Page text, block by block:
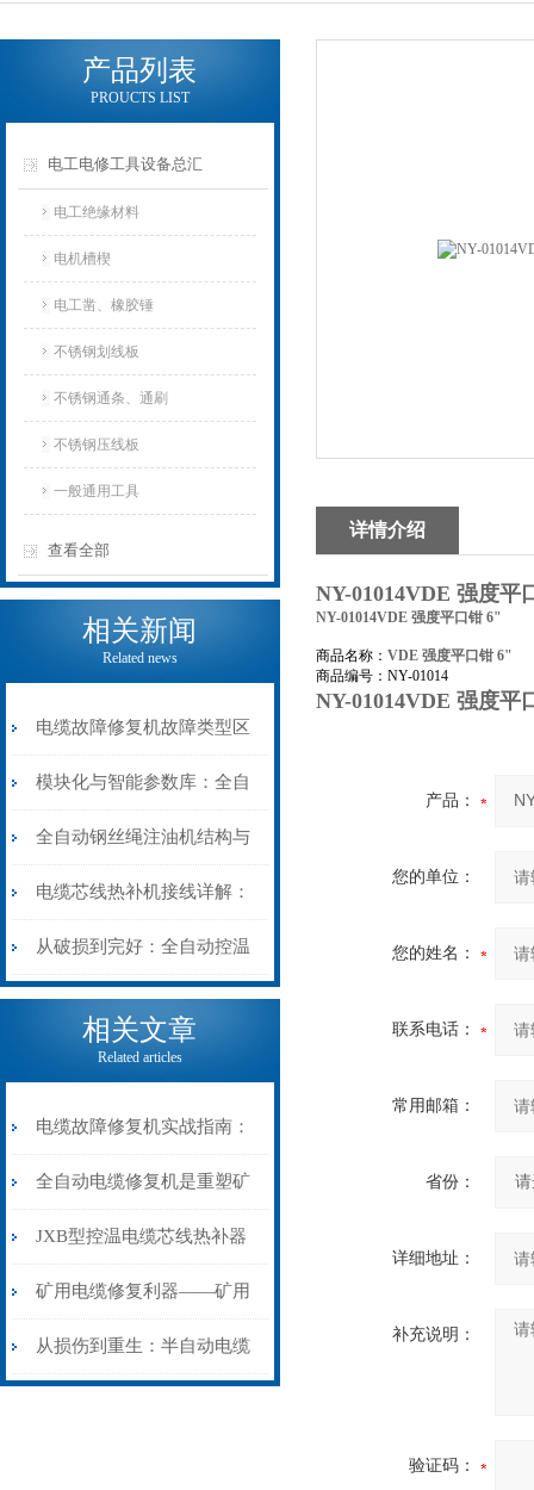
产品列表
PROUCTS LIST
电工电修工具设备总汇
电工绝缘材料
电机槽楔
电工凿、橡胶锤
不锈钢划线板
不锈钢通条、通刷
不锈钢压线板
一般通用工具
查看全部
相关新闻
Related news
电缆故障修复机故障类型区
分指南：从“绝缘电
阻”到“波形特征”的精准诊
断逻辑
模块化与智能参数库：全自
动电缆修复机的快速换型逻
辑
全自动钢丝绳注油机结构与
工作原理：揭秘高效润滑的
机械密码
电缆芯线热补机接线详解：
从入门到精通
从破损到完好：全自动控温
电缆热补机的核心价值
相关文章
Related articles
电缆故障修复机实战指南：
从“盲测”到“精确定点”的三
步作业法
全自动电缆修复机是重塑矿
山电力动脉的“智能外科医
生”
JXB型控温电缆芯线热补器
安装与接线：精准修复的工
艺基石
矿用电缆修复利器——矿用
电缆热补机智能控温，安全
从损伤到重生：半自动电缆
详情介绍
NY-01014VDE 强度平
NY-01014VDE 强度平口钳 6"
商品名称： VDE 强度平口钳 6"
商品编号：NY-01014
NY-01014VDE 强度平
产品：
您的单位：
您的姓名：
联系电话：
常用邮箱：
省份：
详细地址：
补充说明：
验证码：